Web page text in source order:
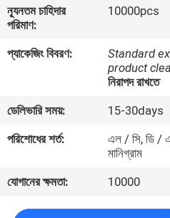
মান
করুন
জন্য
আবেদন
ন্যূনতম চাহিদার
পরিমাণ:
10000pcs
প্যাকেজিং বিবরণ:
Standard
product
নিরাপদ রাখতে
ডেলিভারি সময়:
15-30days
পরিশোধের শর্ত:
এল / সি, ডি / এ,
মানিগ্রাম
যোগানের ক্ষমতা:
10000